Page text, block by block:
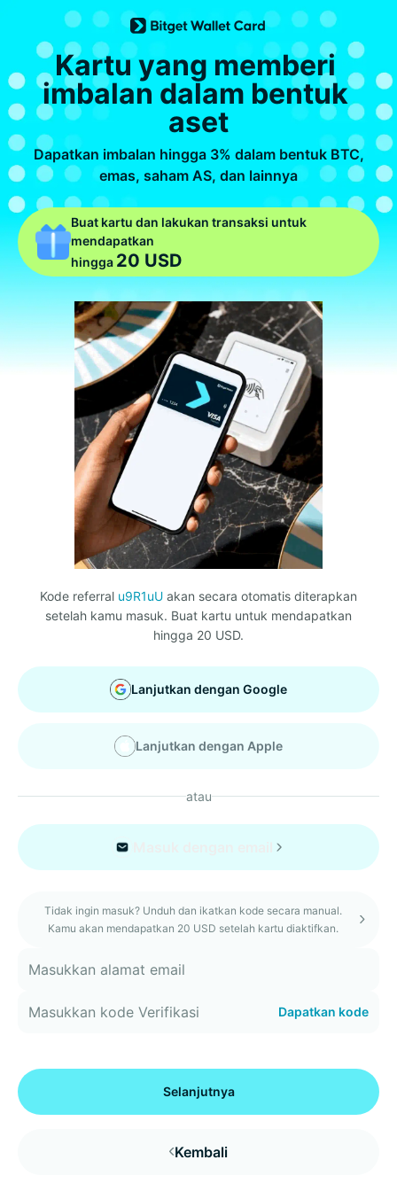
Kartu yang memberi
imbalan dalam bentuk
aset
Dapatkan imbalan hingga 3% dalam bentuk BTC,
emas, saham AS, dan lainnya
Buat kartu dan lakukan transaksi untuk
mendapatkan
hingga 20 USD
Kode referral u9R1uU akan secara otomatis diterapkan
setelah kamu masuk. Buat kartu untuk mendapatkan
hingga 20 USD.
Lanjutkan dengan Google
Lanjutkan dengan Apple
atau
Tidak ingin masuk? Unduh dan ikatkan kode secara manual.
Kamu akan mendapatkan 20 USD setelah kartu diaktifkan.
Dapatkan kode
Selanjutnya
Kembali